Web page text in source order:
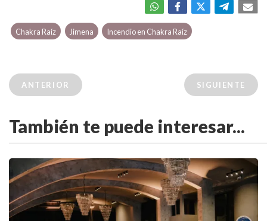
Chakra Raíz Jimena Incendio en Chakra Raíz
ANTERIOR SIGUIENTE
También te puede interesar...